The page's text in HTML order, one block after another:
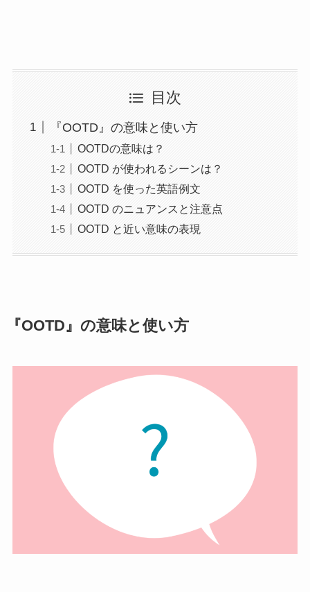
目次
『OOTD』の意味と使い方
OOTDの意味は？
OOTD が使われるシーンは？
OOTD を使った英語例文
OOTD のニュアンスと注意点
OOTD と近い意味の表現
『OOTD』の意味と使い方